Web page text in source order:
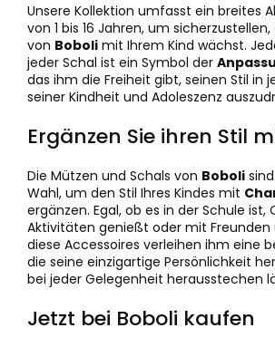
Unsere Kollektion umfasst ein breites
von 1 bis 16 Jahren, um
von Boboli mit Ihrem Kind wächst.
jeder Schal ist ein Symbol der
das ihm die Freiheit gibt, seinen Stil in
seiner Kindheit und Adoleszenz
Ergänzen Sie ihren Stil
Die Mützen und Schals von Boboli
Wahl, um den Stil Ihres Kindes mit
ergänzen. Egal, ob es in der Schule ist,
Aktivitäten genießt oder mit Freunden
diese Accessoires verleihen ihm eine
die seine einzigartige Persönlichkeit
bei jeder Gelegenheit herausstechen
Jetzt bei Boboli kaufen